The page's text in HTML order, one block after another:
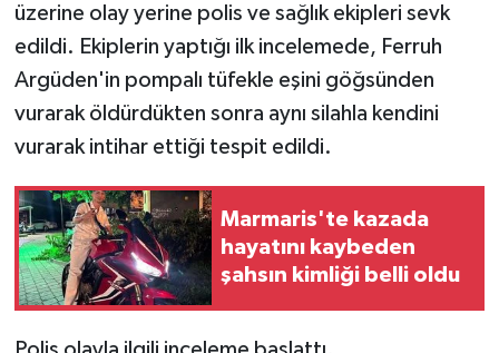
üzerine olay yerine polis ve sağlık ekipleri sevk
edildi. Ekiplerin yaptığı ilk incelemede, Ferruh
Argüden'in pompalı tüfekle eşini göğsünden
vurarak öldürdükten sonra aynı silahla kendini
vurarak intihar ettiği tespit edildi.
Marmaris'te kazada
hayatını kaybeden
şahsın kimliği belli oldu